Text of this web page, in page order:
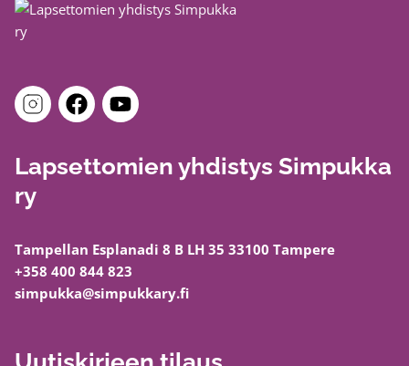
Lapsettomien yhdistys Simpukka
ry
Tampellan Esplanadi 8 B LH 35 33100 Tampere
+358 400 844 823
simpukka@simpukkary.fi